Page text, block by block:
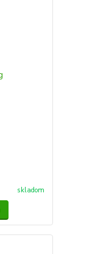
skladom